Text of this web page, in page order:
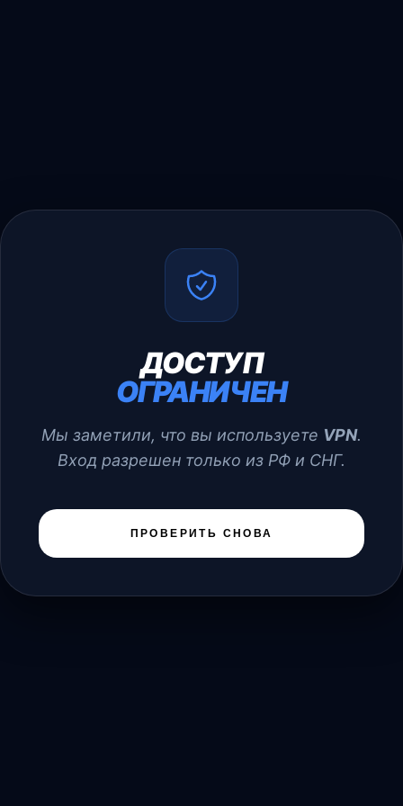
ДОСТУП
ОГРАНИЧЕН
Мы заметили, что вы используете VPN.
Вход разрешен только из РФ и СНГ.
ПРОВЕРИТЬ СНОВА